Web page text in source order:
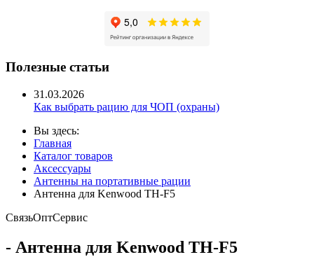
Полезные статьи
31.03.2026
Как выбрать рацию для ЧОП (охраны)
Вы здесь:
Главная
Каталог товаров
Аксессуары
Антенны на портативные рации
Антенна для Kenwood TH-F5
СвязьОптСервис
- Антенна для Kenwood TH-F5